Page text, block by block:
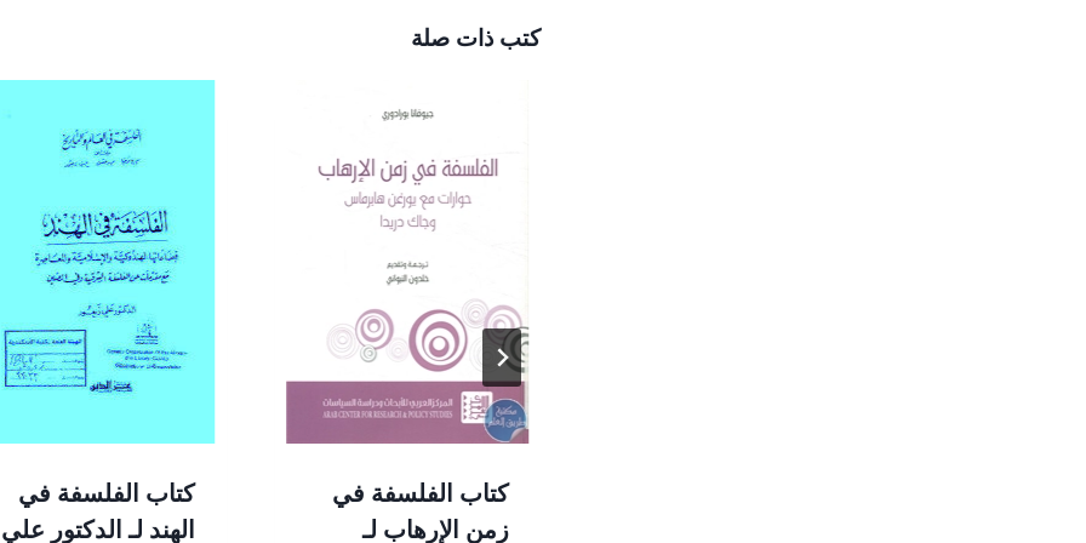
كتب ذات صلة
كتاب الفلسفة في
زمن الإرهاب لـ
كتاب الفلسفة في
الهند لـ الدكتور علي